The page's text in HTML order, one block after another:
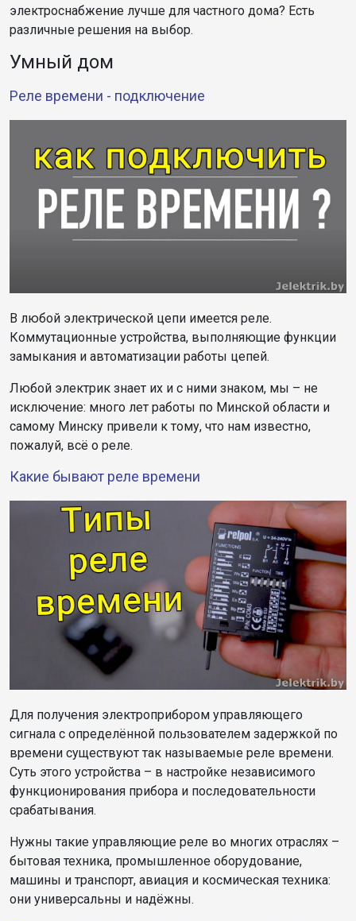
электроснабжение лучше для частного дома? Есть
различные решения на выбор.
Умный дом
Реле времени - подключение
В любой электрической цепи имеется реле.
Коммутационные устройства, выполняющие функции
замыкания и автоматизации работы цепей.
Любой электрик знает их и с ними знаком, мы – не
исключение: много лет работы по Минской области и
самому Минску привели к тому, что нам известно,
пожалуй, всё о реле.
Какие бывают реле времени
Для получения электроприбором управляющего
сигнала с определённой пользователем задержкой по
времени существуют так называемые реле времени.
Суть этого устройства – в настройке независимого
функционирования прибора и последовательности
срабатывания.
Нужны такие управляющие реле во многих отраслях –
бытовая техника, промышленное оборудование,
машины и транспорт, авиация и космическая техника:
они универсальны и надёжны.